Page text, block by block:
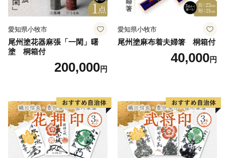
愛知県小牧市
尾州塗花器麻張「一閑」曙
塗 桐箱付
200,000円
愛知県小牧市
尾州塗麻布着夫婦箸 桐箱付
40,000円